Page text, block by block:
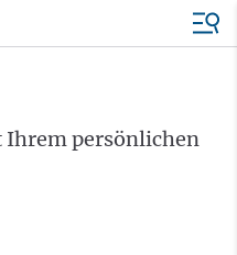
Ihrem persönlichen